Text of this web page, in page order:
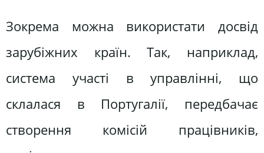
Зокрема можна використати досвід
зарубіжних країн. Так, наприклад,
система участі в управлінні, що
склалася в Португалії, передбачає
створення комісій працівників,